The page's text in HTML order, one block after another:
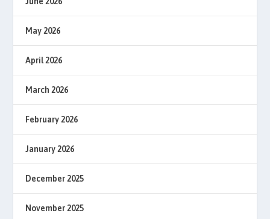
May 2026
April 2026
March 2026
February 2026
January 2026
December 2025
November 2025